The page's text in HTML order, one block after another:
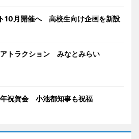
10月開催へ 高校生向け企画を新設
トラクション みなとみらい
祝賀会 小池都知事も祝福